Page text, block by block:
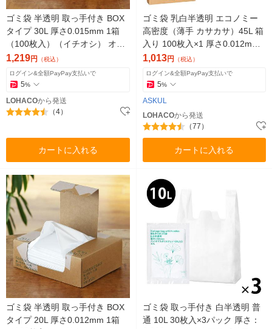
ゴミ袋 半透明 取っ手付き BOX
タイプ 30L 厚さ0.015mm 1箱
（100枚入）（イチオシ） オリ
ジナル
1,219円 （税込）
ログイン&全額PayPay支払いで
5%
LOHACOから発送
（4）
カートに入れる
ゴミ袋 乳白半透明 エコノミー
高密度（薄手 カサカサ）45L 箱
入り 100枚入×1 厚さ0.012mm
アスクル オリジナル
1,013円 （税込）
ログイン&全額PayPay支払いで
5%
ASKUL
LOHACOから発送
（77）
カートに入れる
ゴミ袋 半透明 取っ手付き BOX
タイプ 20L 厚さ0.012mm 1箱
ゴミ袋 取っ手付き 白半透明 普
通 10L 30枚入×3パック 厚さ：